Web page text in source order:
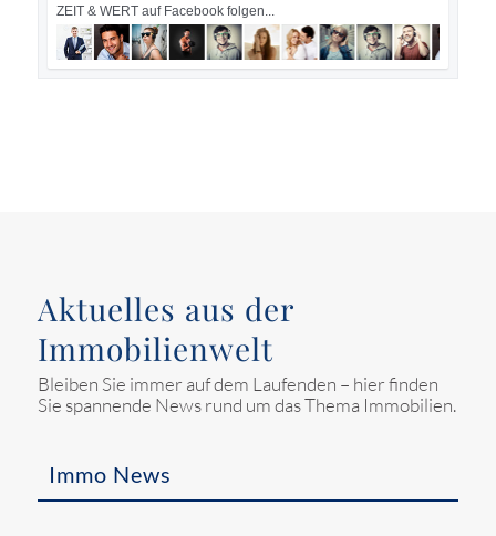
ZEIT & WERT auf Facebook folgen...
Aktuelles aus der
Immobilienwelt
Bleiben Sie immer auf dem Laufenden – hier finden
Sie spannende News rund um das Thema Immobilien.
Immo News